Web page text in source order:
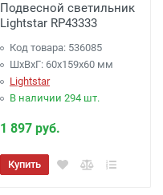
Подвесной светильник
Lightstar RP43333
Код товара: 536085
ШхВхГ: 60x159x60 мм
Lightstar
В наличии 294 шт.
1 897 руб.
Купить